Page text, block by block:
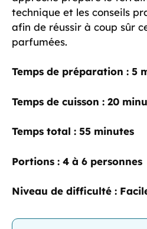
technique et les conseils
afin de réussir à coup sûr
parfumées.
Temps de préparation : 5
Temps de cuisson : 20
Temps total : 55 minutes
Portions : 4 à 6 personnes
Niveau de difficulté :